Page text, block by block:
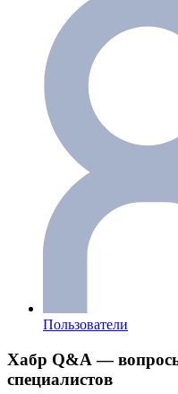
Пользователи
Хабр Q&A —
специалистов